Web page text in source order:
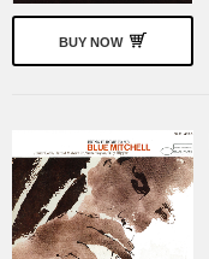
BUY NOW